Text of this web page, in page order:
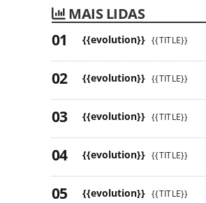
MAIS LIDAS
{{evolution}} {{TITLE}}
{{evolution}} {{TITLE}}
{{evolution}} {{TITLE}}
{{evolution}} {{TITLE}}
{{evolution}} {{TITLE}}